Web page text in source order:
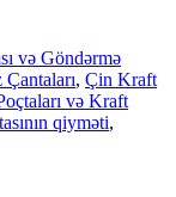
və Göndərmə
, Çin Kraft
və Kraft
qiyməti,